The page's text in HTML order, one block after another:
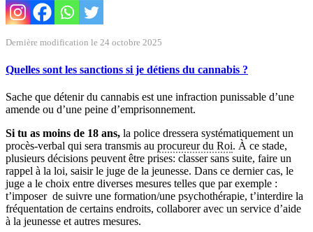
Dernière modification le 24 octobre 2025
Quelles sont les sanctions si je détiens du cannabis ?
Sache que détenir du cannabis est une infraction punissable d’une
amende ou d’une peine d’emprisonnement.
Si tu as moins de 18 ans, la police dressera systématiquement un
procès-verbal qui sera transmis au procureur du Roi. À ce stade,
plusieurs décisions peuvent être prises: classer sans suite, faire un
rappel à la loi, saisir le juge de la jeunesse. Dans ce dernier cas, le
juge a le choix entre diverses mesures telles que par exemple :
t’imposer de suivre une formation/une psychothérapie, t’interdire la
fréquentation de certains endroits, collaborer avec un service d’aide
à la jeunesse et autres mesures.